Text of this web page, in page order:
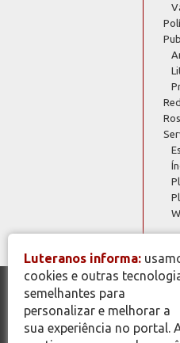
© Copyright 2026 - Todos os
Evangélica de Confissão
www.luteranos.com.br
Luteranos informa:
cookies e outras
semelhantes para
personalizar e melhorar a
sua experiência no portal.